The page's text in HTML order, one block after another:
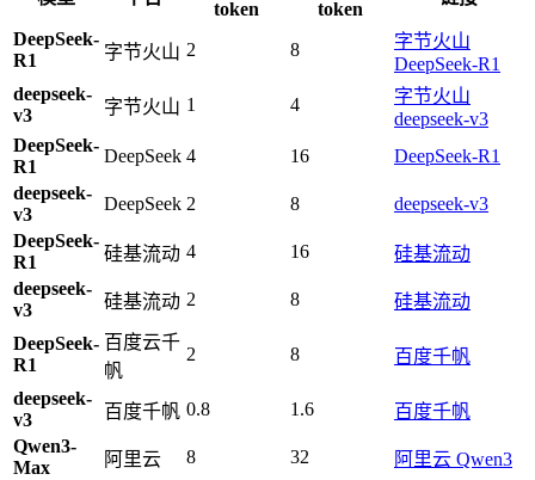
token
token
DeepSeek-
R1
字节火山 2 8
字节火山
DeepSeek-R1
deepseek-
v3
字节火山 1 4
字节火山
deepseek-v3
DeepSeek-
R1
DeepSeek 4 16
DeepSeek-R1
deepseek-
v3
DeepSeek 2 8
deepseek-v3
DeepSeek-
R1
硅基流动 4 16
硅基流动
deepseek-
v3
硅基流动 2 8 硅基流动
DeepSeek-
R1
百度云千
帆
2 8 百度千帆
deepseek-
v3
百度千帆 0.8 1.6
百度千帆
Qwen3-
Max
阿里云 8 32
阿里云 Qwen3